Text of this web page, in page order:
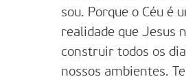
sou. Porque o Céu é
realidade que Jesus
construir todos os
nossos ambientes.